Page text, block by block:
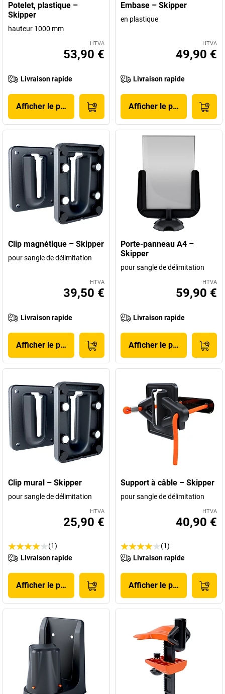
Potelet, plastique –
Skipper
hauteur 1000 mm
HTVA
53,90 €
Livraison rapide
Afficher le produit
Embase – Skipper
en plastique
HTVA
49,90 €
Livraison rapide
Afficher le produit
Clip magnétique – Skipper
pour sangle de délimitation
HTVA
39,50 €
Livraison rapide
Afficher le produit
Porte-panneau A4 –
Skipper
pour sangle de délimitation
HTVA
59,90 €
Livraison rapide
Afficher le produit
Clip mural – Skipper
pour sangle de délimitation
HTVA
25,90 €
(1)
Livraison rapide
Afficher le produit
Support à câble – Skipper
pour sangle de délimitation
HTVA
40,90 €
(1)
Livraison rapide
Afficher le produit